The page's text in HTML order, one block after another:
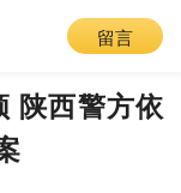
留言
陕西警方依